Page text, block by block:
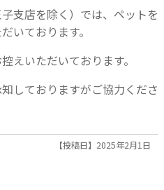
支店を除く）では、ペットを
いております。
えいただいております。
しておりますがご協力くださ
【投稿日】2025年2月1日